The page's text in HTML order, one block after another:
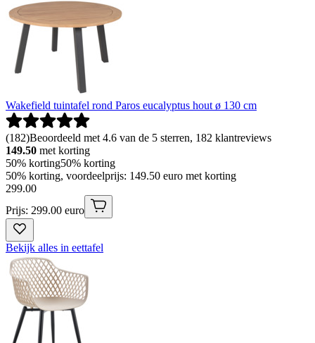
Wakefield tuintafel rond Paros eucalyptus hout ø 130 cm
(182)Beoordeeld met 4.6 van de 5 sterren, 182 klantreviews
149.50 met korting
50% korting50% korting
50% korting, voordeelprijs: 149.50 euro met korting
299.00
Prijs: 299.00 euro
Bekijk alles in eettafel